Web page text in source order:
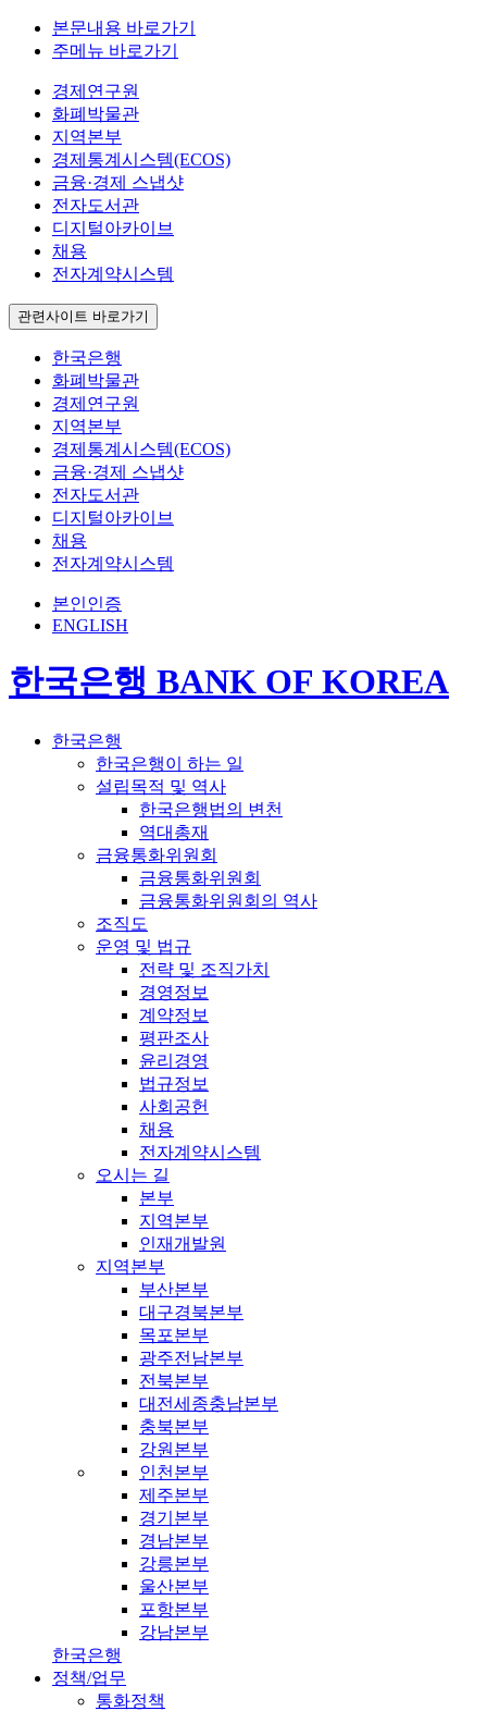
본문내용 바로가기
주메뉴 바로가기
경제연구원
화폐박물관
지역본부
경제통계시스템(ECOS)
금융·경제 스냅샷
전자도서관
디지털아카이브
채용
전자계약시스템
관련사이트 바로가기
한국은행
화폐박물관
경제연구원
지역본부
경제통계시스템(ECOS)
금융·경제 스냅샷
전자도서관
디지털아카이브
채용
전자계약시스템
본인인증
ENGLISH
한국은행 BANK OF KOREA
한국은행
한국은행이 하는 일
설립목적 및 역사
한국은행법의 변천
역대총재
금융통화위원회
금융통화위원회
금융통화위원회의 역사
조직도
운영 및 법규
전략 및 조직가치
경영정보
계약정보
평판조사
윤리경영
법규정보
사회공헌
채용
전자계약시스템
오시는 길
본부
지역본부
인재개발원
지역본부
부산본부
대구경북본부
목포본부
광주전남본부
전북본부
대전세종충남본부
충북본부
강원본부
인천본부
제주본부
경기본부
경남본부
강릉본부
울산본부
포항본부
강남본부
한국은행
정책/업무
통화정책